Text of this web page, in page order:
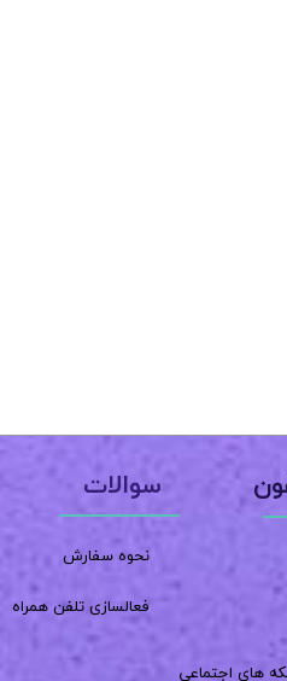
سوالات
نحوه سفارش
فعالسازی تلفن همراه
های اجتماعی